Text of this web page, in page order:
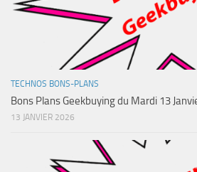
TECHNOS BONS-PLANS
Bons Plans Geekbuying du Mardi 13
13 JANVIER 2026